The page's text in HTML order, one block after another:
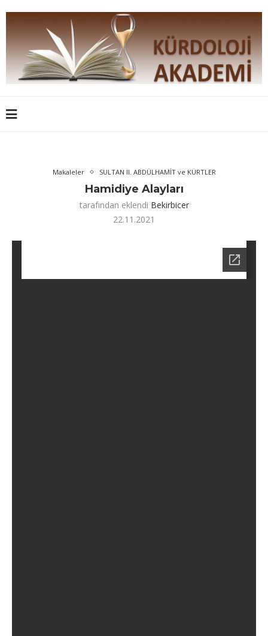
Makaleler SULTAN II. ABDÜLHAMİT ve KÜRTLER
Hamidiye Alayları
tarafından eklendi Bekirbicer
22.11.2021